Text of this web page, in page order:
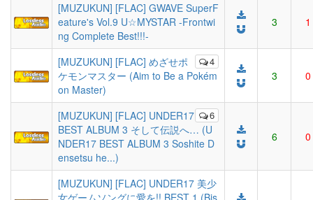
[MUZUKUN] [FLAC] GWAVE SuperF
eature's Vol.9 U☆MYSTAR -Frontwi
ng Complete Best!!!-
3 1
4
[MUZUKUN] [FLAC] めざせポ
ケモンマスター (Aim to Be a Pokém
on Master)
3 0
6
[MUZUKUN] [FLAC] UNDER17
BEST ALBUM 3 そして伝説へ… (U
NDER17 BEST ALBUM 3 Soshite D
ensetsu he...)
6 0
[MUZUKUN] [FLAC] UNDER17 美少
女ゲームソングに愛を!! BEST 1 (Bis